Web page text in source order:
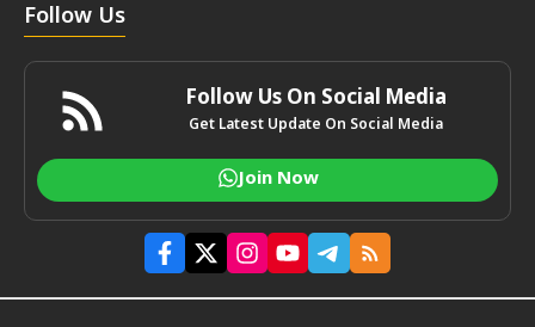
Follow Us
Follow Us On Social Media
Get Latest Update On Social Media
Join Now